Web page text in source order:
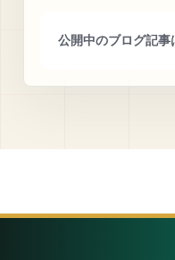
公開中のブログ記事